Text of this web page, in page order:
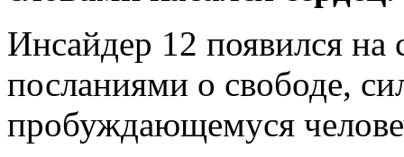
Инсайдер 12 появился на
посланиями о свободе,
пробуждающемуся